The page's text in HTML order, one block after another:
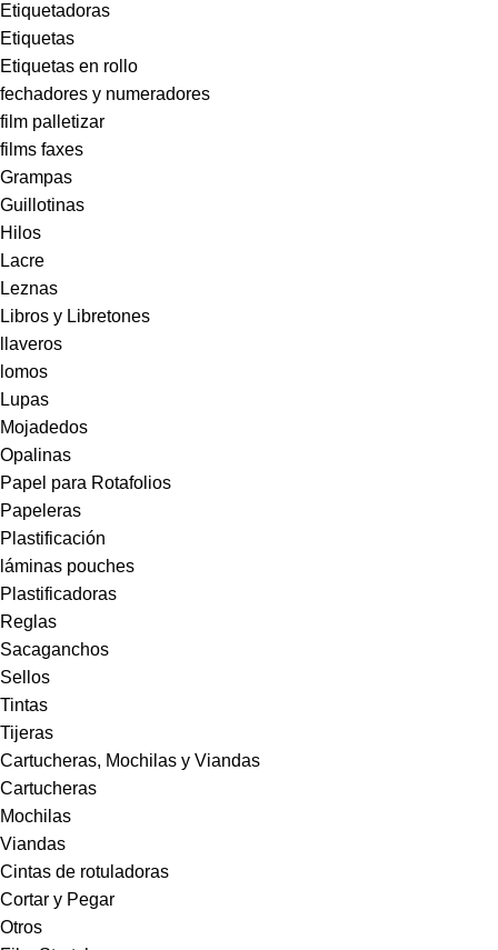
Etiquetadoras
Etiquetas
Etiquetas en rollo
fechadores y numeradores
film palletizar
films faxes
Grampas
Guillotinas
Hilos
Lacre
Leznas
Libros y Libretones
llaveros
lomos
Lupas
Mojadedos
Opalinas
Papel para Rotafolios
Papeleras
Plastificación
láminas pouches
Plastificadoras
Reglas
Sacaganchos
Sellos
Tintas
Tijeras
Cartucheras, Mochilas y Viandas
Cartucheras
Mochilas
Viandas
Cintas de rotuladoras
Cortar y Pegar
Otros